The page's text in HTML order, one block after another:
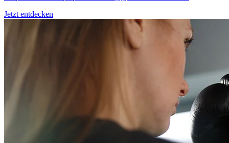
Jetzt entdecken